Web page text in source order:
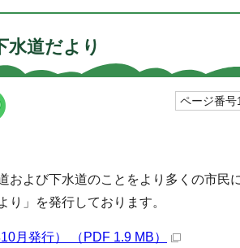
水道だより
ページ番号
および下水道のことをより多くの市民
り」を発行しております。
月発行） （PDF 1.9 MB）